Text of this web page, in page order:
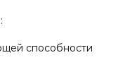
способности